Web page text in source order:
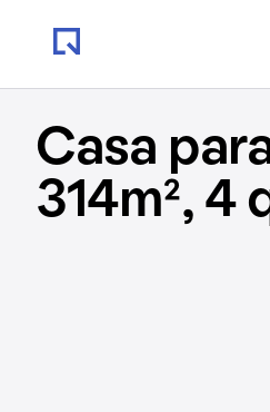
Casa
314m², 4